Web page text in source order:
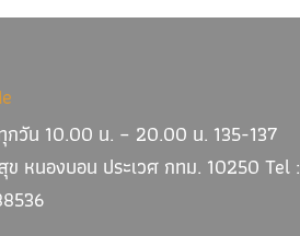
กวัน 10.00 น. – 20.00 น. 135-137
หนองบอน ประเวศ กทม. 10250 Tel :